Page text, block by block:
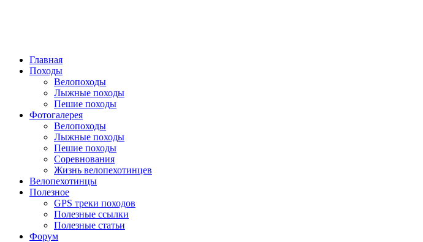
Главная
Походы
Велопоходы
Лыжные походы
Пешие походы
Фотогалерея
Велопоходы
Лыжные походы
Пешие походы
Соревнования
Жизнь велопехотинцев
Велопехотинцы
Полезное
GPS треки походов
Полезные ссылки
Полезные статьи
Форум